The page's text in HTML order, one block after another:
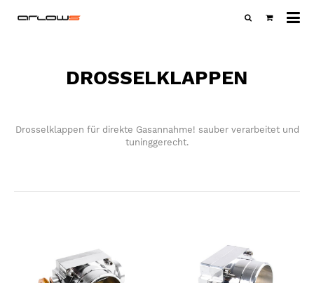
DROSSELKLAPPEN
Drosselklappen für direkte Gasannahme! sauber verarbeitet und
tuninggerecht.